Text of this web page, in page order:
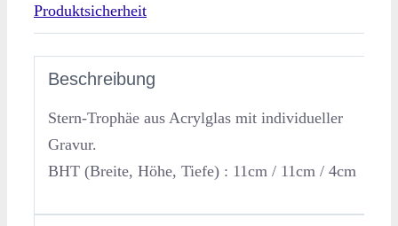
Produktsicherheit
Beschreibung
Stern-Trophäe aus Acrylglas mit individueller
Gravur.
BHT (Breite, Höhe, Tiefe) : 11cm / 11cm / 4cm